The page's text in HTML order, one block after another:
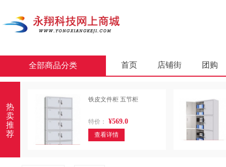
全部商品分类 首页 店铺街 团购
屏风类 墨水盒
通用照相机 静视频照相
轻金属床类
热
卖
推
荐
铁皮文件柜 五节柜
特价： ¥569.0
查看详情